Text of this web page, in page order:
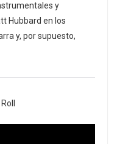
y
Hubbard en los
y, por supuesto,